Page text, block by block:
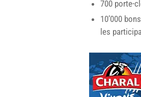
700 porte-
10’000
les